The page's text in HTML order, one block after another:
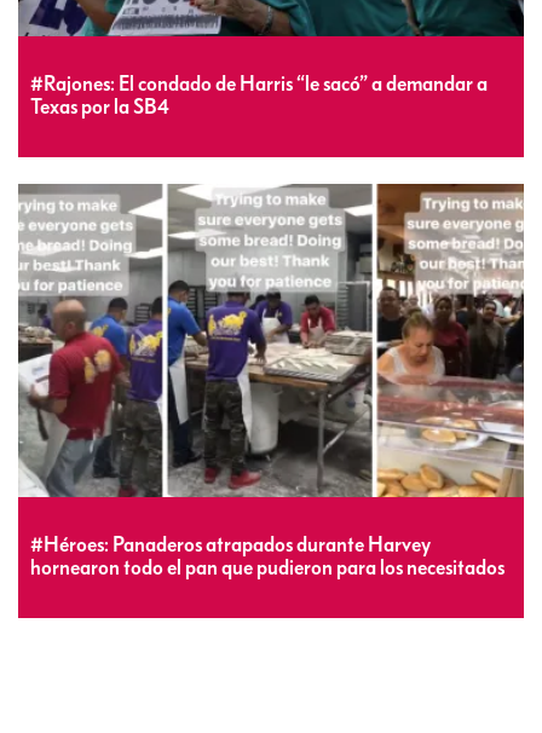
#Rajones: El condado de Harris “le sacó” a demandar a
Texas por la SB4
#Héroes: Panaderos atrapados durante Harvey
hornearon todo el pan que pudieron para los necesitados